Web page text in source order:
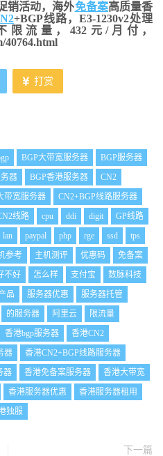
销活动，海外免备案高质量香
+BGP线路，E3-1230v2处理
限流量，432元/月付，
40764.html
打赏
BGP大带宽服务器
BGP服务器
器 BGP香港服务器
CN2
带宽服务器
CN2+BGP线路服务器
线路 cpu ddi digit
GP线路
lan paypal php rge ssd
tps
参考 主机测评 优惠码
免备案
不好 怎么样 支付宝
数脉科技
品 服务器优惠
服务器托管
的服务器 阿里云
限流量
香港bgp服务器
香港CN2
器
香港CN2+BGP线路服务器
器 香港免备案服务器
香港大带宽
香港服务器优惠
香港服务器租用
独服
下一篇